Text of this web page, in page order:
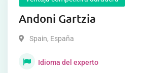
Andoni Gartzia
Spain, España
Idioma del experto